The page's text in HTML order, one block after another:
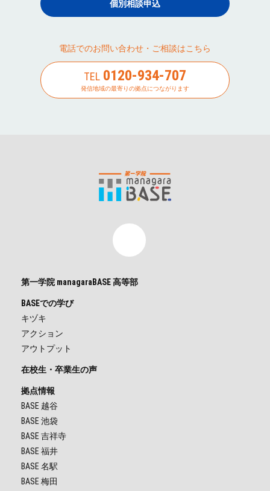
個別相談申込
電話でのお問い合わせ・ご相談はこちら
TEL 0120-934-707
発信地域の最寄りの拠点につながります
第一学院 managaraBASE 高等部
BASEでの学び
キヅキ
アクション
アウトプット
在校生・卒業生の声
拠点情報
BASE 越谷
BASE 池袋
BASE 吉祥寺
BASE 福井
BASE 名駅
BASE 梅田